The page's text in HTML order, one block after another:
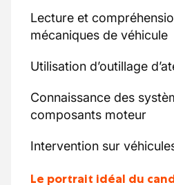
Lecture et
mécaniques de véhicule
Utilisation d’outillage
Connaissance des
composants moteur
Intervention sur
Le portrait idéal du